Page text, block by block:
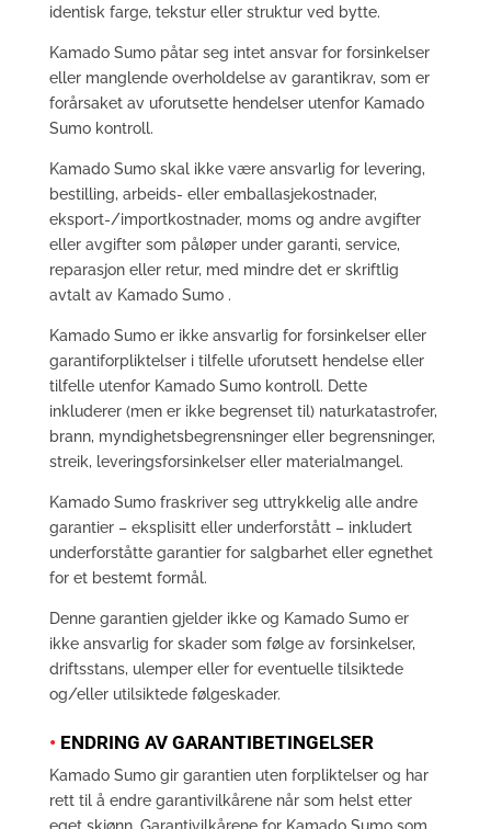
identisk farge, tekstur eller struktur ved bytte.
Kamado Sumo påtar seg intet ansvar for forsinkelser
eller manglende overholdelse av garantikrav, som er
forårsaket av uforutsette hendelser utenfor Kamado
Sumo kontroll.
Kamado Sumo skal ikke være ansvarlig for levering,
bestilling, arbeids- eller emballasjekostnader,
eksport-/importkostnader, moms og andre avgifter
eller avgifter som påløper under garanti, service,
reparasjon eller retur, med mindre det er skriftlig
avtalt av Kamado Sumo .
Kamado Sumo er ikke ansvarlig for forsinkelser eller
garantiforpliktelser i tilfelle uforutsett hendelse eller
tilfelle utenfor Kamado Sumo kontroll. Dette
inkluderer (men er ikke begrenset til) naturkatastrofer,
brann, myndighetsbegrensninger eller begrensninger,
streik, leveringsforsinkelser eller materialmangel.
Kamado Sumo fraskriver seg uttrykkelig alle andre
garantier – eksplisitt eller underforstått – inkludert
underforståtte garantier for salgbarhet eller egnethet
for et bestemt formål.
Denne garantien gjelder ikke og Kamado Sumo er
ikke ansvarlig for skader som følge av forsinkelser,
driftsstans, ulemper eller for eventuelle tilsiktede
og/eller utilsiktede følgeskader.
• ENDRING AV GARANTIBETINGELSER
Kamado Sumo gir garantien uten forpliktelser og har
rett til å endre garantivilkårene når som helst etter